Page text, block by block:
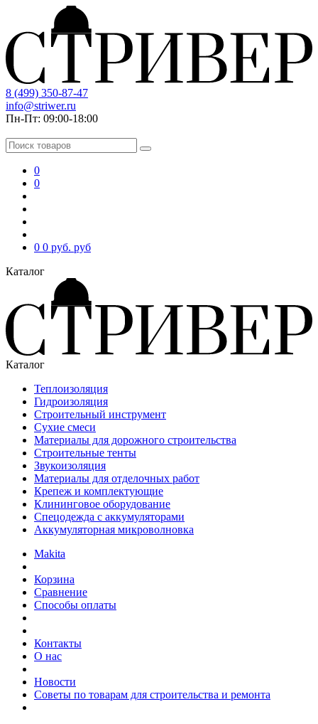
8 (499) 350-87-47
info@striwer.ru
Пн-Пт: 09:00-18:00
0
0
0 0 руб. руб
Каталог
Каталог
Теплоизоляция
Гидроизоляция
Строительный инструмент
Сухие смеси
Материалы для дорожного строительства
Строительные тенты
Звукоизоляция
Материалы для отделочных работ
Крепеж и комплектующие
Клининговое оборудование
Спецодежда с аккумуляторами
Аккумуляторная микроволновка
Makita
Корзина
Сравнение
Способы оплаты
Контакты
О нас
Новости
Советы по товарам для строительства и ремонта